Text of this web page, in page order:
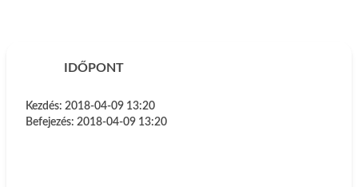
IDŐPONT
Kezdés: 2018-04-09 13:20
Befejezés: 2018-04-09 13:20